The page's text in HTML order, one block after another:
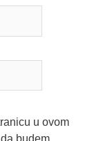
u ovom
budem